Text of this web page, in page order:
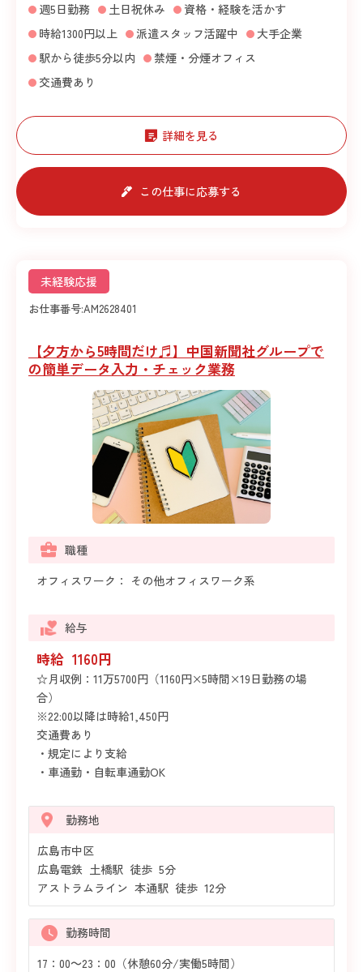
週5日勤務
土日祝休み
資格・経験を活かす
時給1300円以上
派遣スタッフ活躍中
大手企業
駅から徒歩5分以内
禁煙・分煙オフィス
交通費あり
詳細を見る
この仕事に応募する
未経験応援
お仕事番号:AM2628401
【夕方から5時間だけ♬】中国新聞社グループで
の簡単データ入力・チェック業務
職種
オフィスワーク： その他オフィスワーク系
給与
時給 1160円
☆月収例：11万5700円（1160円×5時間×19日勤務の場
合）
※22:00以降は時給1,450円
交通費あり
・規定により支給
・車通勤・自転車通勤OK
勤務地
広島市中区
広島電鉄 土橋駅 徒歩 5分
アストラムライン 本通駅 徒歩 12分
勤務時間
17：00～23：00（休憩60分/実働5時間）